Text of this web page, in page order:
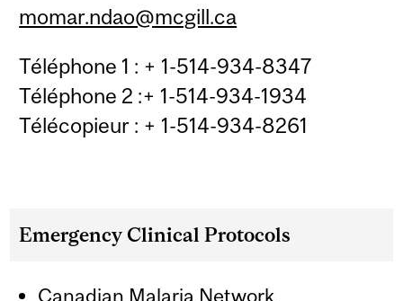
momar.ndao@mcgill.ca
Téléphone 1 : + 1-514-934-8347
Téléphone 2 :+ 1-514-934-1934
Télécopieur : + 1-514-934-8261
Emergency Clinical Protocols
Canadian Malaria Network